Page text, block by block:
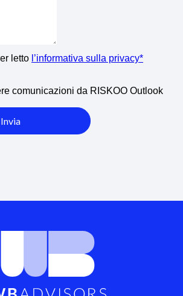
letto l’informativa sulla privacy*
comunicazioni da RISKOO Outlook
Invia